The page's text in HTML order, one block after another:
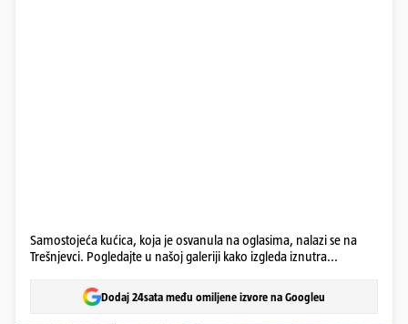
Samostojeća kućica, koja je osvanula na oglasima, nalazi se na
Trešnjevci. Pogledajte u našoj galeriji kako izgleda iznutra...
Dodaj 24sata među omiljene izvore na Googleu